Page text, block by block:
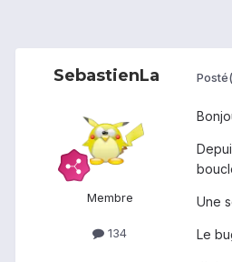
SebastienLa
Membre
134
Une
Le